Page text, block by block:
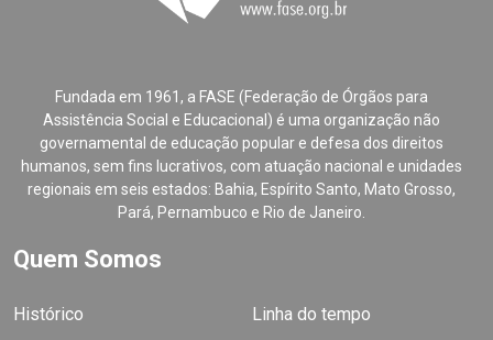
Fundada em 1961, a FASE (Federação de Órgãos para
Assistência Social e Educacional) é uma organização não
governamental de educação popular e defesa dos direitos
humanos, sem fins lucrativos, com atuação nacional e unidades
regionais em seis estados: Bahia, Espírito Santo, Mato Grosso,
Pará, Pernambuco e Rio de Janeiro.
Quem Somos
Histórico
Linha do tempo